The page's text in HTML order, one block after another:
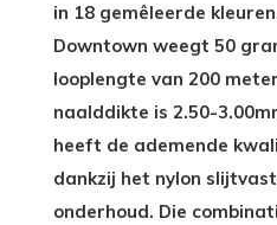
in 18 gemêleerde
Downtown weegt 50
looplengte van 200
naalddikte is 2.50-
heeft de ademende
dankzij het nylon
onderhoud. Die